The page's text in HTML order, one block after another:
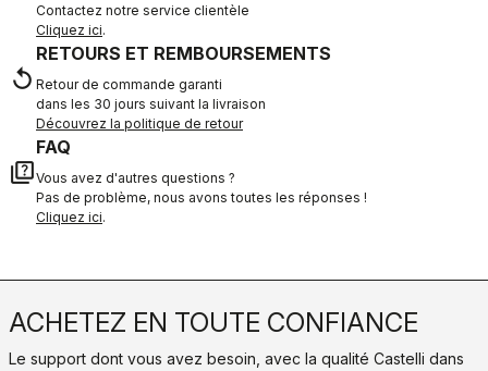
Contactez notre service clientèle
Cliquez ici.
replay
RETOURS ET REMBOURSEMENTS
Retour de commande garanti
dans les 30 jours suivant la livraison
Découvrez la politique de retour
quiz
FAQ
Vous avez d'autres questions ?
Pas de problème, nous avons toutes les réponses !
Cliquez ici.
ACHETEZ EN TOUTE CONFIANCE
Le support dont vous avez besoin, avec la qualité Castelli dans